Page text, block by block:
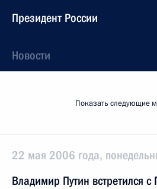
Президент России
Новости
Показать следующие
22 мая 2006 года,
Владимир Путин встретился с